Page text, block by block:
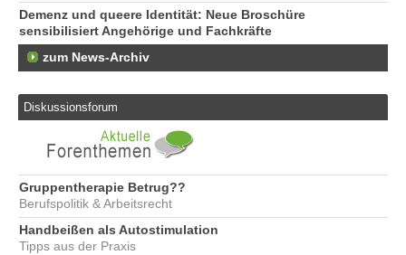
Demenz und queere Identität: Neue Broschüre
sensibilisiert Angehörige und Fachkräfte
zum News-Archiv
Diskussionsforum
Gruppentherapie Betrug??
Berufspolitik & Arbeitsrecht
Handbeißen als Autostimulation
Tipps aus der Praxis